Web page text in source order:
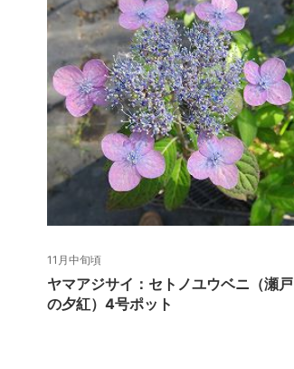
11月中旬頃
ヤマアジサイ：セトノユウベニ（瀬戸
の夕紅）4号ポット